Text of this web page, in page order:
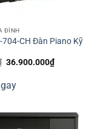
ĐÌNH
704-CH Đàn Piano Kỹ
Giá
39.000.000₫.
36.900.000₫Giá
hiện